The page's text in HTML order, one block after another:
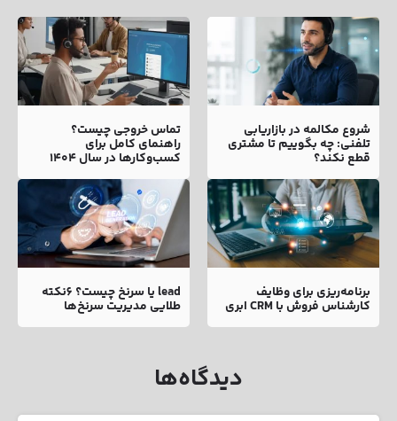
شروع مکالمه در بازاریابی
تلفنی: چه بگوییم تا مشتری
قطع نکند؟
تماس خروجی چیست؟
راهنمای کامل برای
کسب‌وکارها در سال ۱۴۰۴
برنامه‌ریزی برای وظایف
کارشناس فروش با CRM ابری
lead یا سرنخ چیست؟ 6نکته
طلایی مدیریت سرنخ‌ها
دیدگاه‌ها